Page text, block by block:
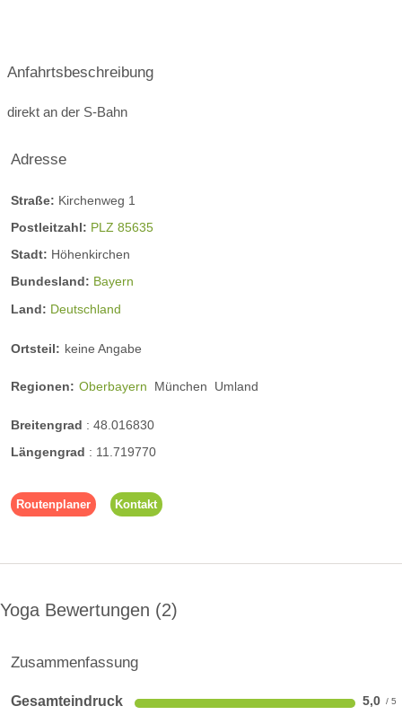
Kursplan
Anfahrtsbeschreibung
direkt an der S-Bahn
Adresse
Straße: Kirchenweg 1
Postleitzahl: PLZ 85635
Stadt: Höhenkirchen
Bundesland: Bayern
Land: Deutschland
Ortsteil: keine Angabe
Regionen: Oberbayern München Umland
Breitengrad : 48.016830
Längengrad : 11.719770
Routenplaner Kontakt
Yoga Bewertungen 2
Zusammenfassung
Gesamteindruck 5,0